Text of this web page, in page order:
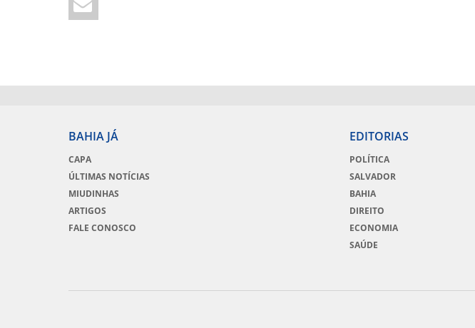
BAHIA JÁ
CAPA
ÚLTIMAS NOTÍCIAS
MIUDINHAS
ARTIGOS
FALE CONOSCO
EDITORIAS
POLÍTICA
SALVADOR
BAHIA
DIREITO
ECONOMIA
SAÚDE